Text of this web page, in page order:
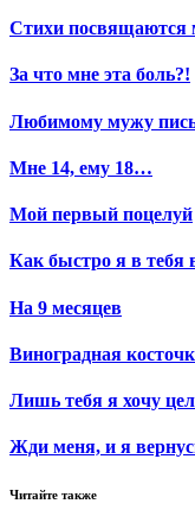
Стихи посвящаются
За что мне эта боль?!
Любимому мужу
Мне 14, ему 18…
Мой первый поцелуй
Как быстро я в
На 9 месяцев
Виноградная
Лишь тебя я хочу
Жди меня, и я
Читайте также